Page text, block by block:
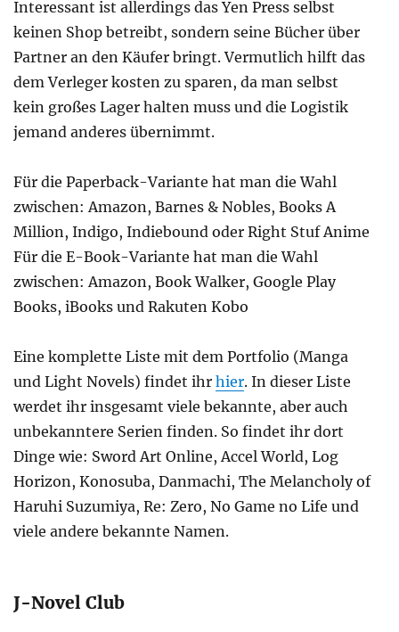
Interessant ist allerdings das Yen Press selbst
keinen Shop betreibt, sondern seine Bücher über
Partner an den Käufer bringt. Vermutlich hilft das
dem Verleger kosten zu sparen, da man selbst
kein großes Lager halten muss und die Logistik
jemand anderes übernimmt.
Für die Paperback-Variante hat man die Wahl
zwischen: Amazon, Barnes & Nobles, Books A
Million, Indigo, Indiebound oder Right Stuf Anime
Für die E-Book-Variante hat man die Wahl
zwischen: Amazon, Book Walker, Google Play
Books, iBooks und Rakuten Kobo
Eine komplette Liste mit dem Portfolio (Manga
und Light Novels) findet ihr hier. In dieser Liste
werdet ihr insgesamt viele bekannte, aber auch
unbekanntere Serien finden. So findet ihr dort
Dinge wie: Sword Art Online, Accel World, Log
Horizon, Konosuba, Danmachi, The Melancholy of
Haruhi Suzumiya, Re: Zero, No Game no Life und
viele andere bekannte Namen.
J-Novel Club